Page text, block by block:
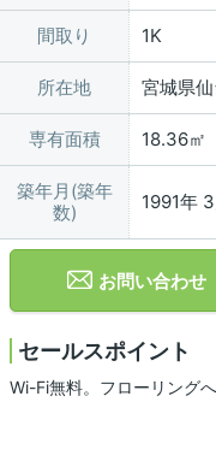
間取り 1K
所在地 宮城県
専有面積 18.36㎡
築年月(築年
数)
1991年
お問い合わせ
セールスポイント
Wi-Fi無料。フローリング